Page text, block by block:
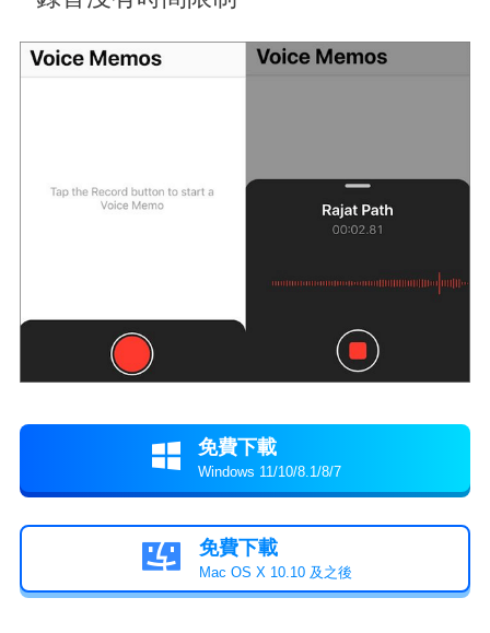
 免費下載
Windows 11/10/8.1/8/7
 免費下載
Mac OS X 10.10 及之後